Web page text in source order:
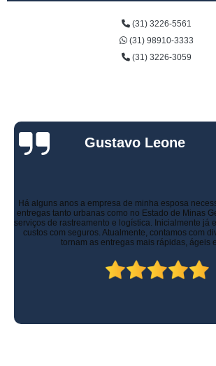
(31) 3226-5561
(31) 98910-3333
(31) 3226-3059
Gustavo Leone
Há alguns anos a empresa de minha esposa
entregas tanto urbanas como no Estado de Minas
serviços de rastreamento e logística. Inicialmente já
custos com seguros. Atualmente, contamos com
tornam as entregas mais rápidas, ágeis